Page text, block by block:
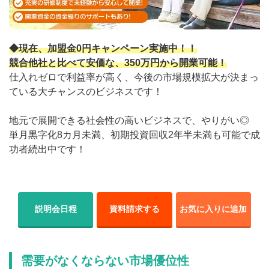
◆現在、加盟金0円キャンペーン実施中！！
競合他社と比べて安価な、350万円から開業可能！
仕入れゼロで利益率が高く、今後の市場規模拡大が決まっ
ている大チャンスのビジネスです！
地元で展開できる社会性の高いビジネスで、やりがい◎
単月黒字化8カ月未満、初期投資回収2年半未満も可能で成
功者続出中です！
説明会日程 資料請求する お気に入りに追加
需要がなくならない市場優位性